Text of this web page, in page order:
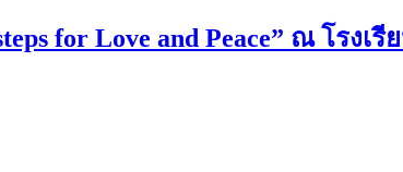
for Love and Peace” ณ โรงเ